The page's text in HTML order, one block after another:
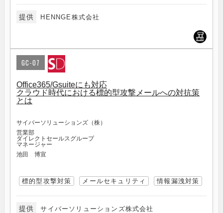
提供 HENNGE株式会社
GC-07
Office365/Gsuiteにも対応
クラウド時代における標的型攻撃メールへの対抗策
とは
サイバーソリューションズ（株）
営業部
ダイレクトセールスグループ
マネージャー
池田 博宣
標的型攻撃対策 メールセキュリティ 情報漏洩対策
提供 サイバーソリューションズ株式会社